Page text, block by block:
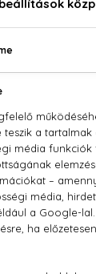
KISZERELÉS
KAPCSOLÓDÓ
14 napos
Hívd